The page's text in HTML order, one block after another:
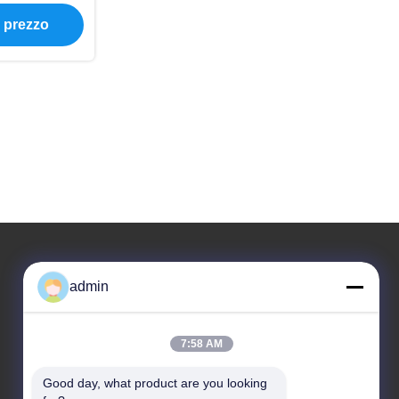
piscina
prezzo
Il nostro indirizzo
città di Dagang, distretto di Nansha, città di Canton,
admin
7:58 AM
Good day, what product are you looking